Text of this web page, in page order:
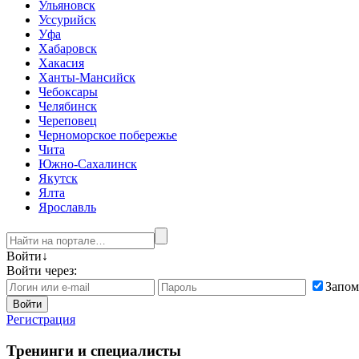
Ульяновск
Уссурийск
Уфа
Хабаровск
Хакасия
Ханты-Мансийск
Чебоксары
Челябинск
Череповец
Черноморское побережье
Чита
Южно-Сахалинск
Якутск
Ялта
Ярославль
Войти↓
Войти через:
Войти
Регистрация
Тренинги и специалисты